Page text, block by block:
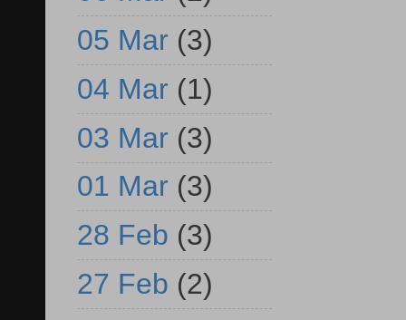
05 Mar (3)
04 Mar (1)
03 Mar (3)
01 Mar (3)
28 Feb (3)
27 Feb (2)